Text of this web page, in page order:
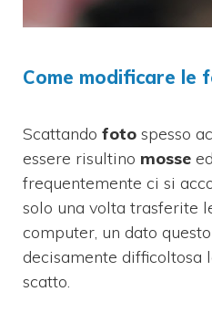
Come modificare le
Scattando foto spesso
essere risultino mosse
frequentemente ci si
solo una volta trasferite
computer, un dato
decisamente difficoltosa
scatto.